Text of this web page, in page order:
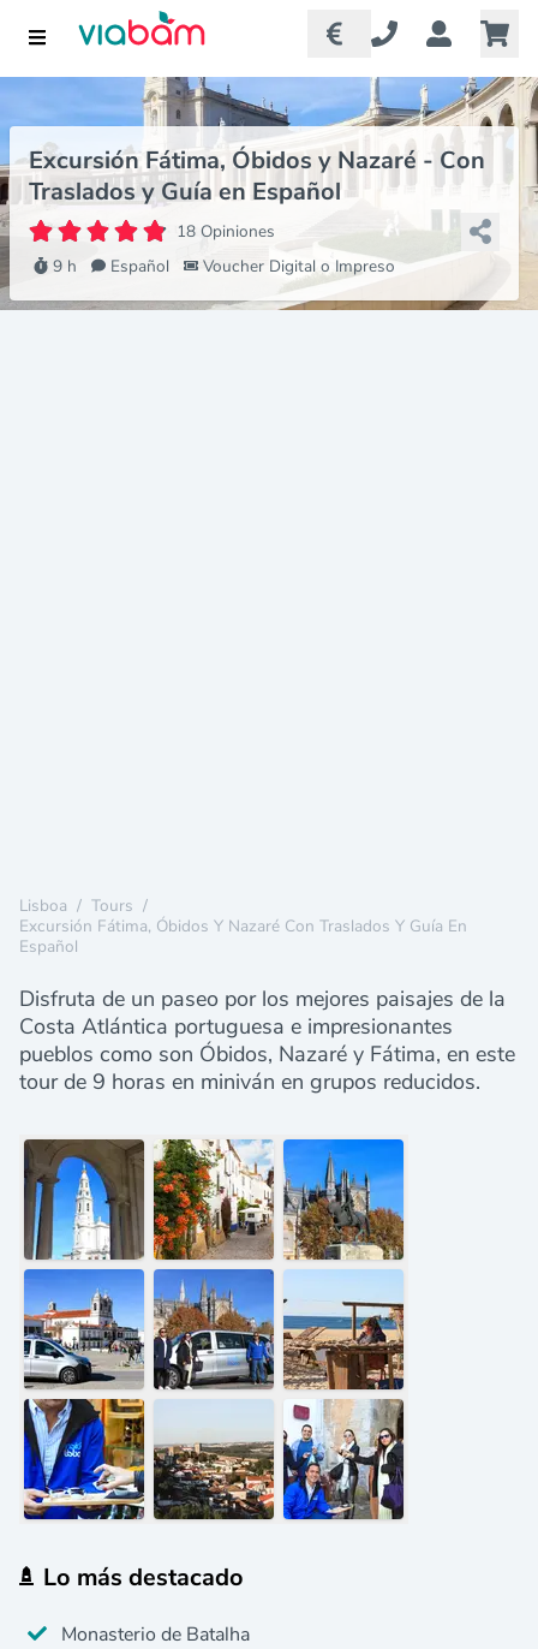
Excursión Fátima, Óbidos y Nazaré - Con
Traslados y Guía en Español
18 Opiniones
9 h
Español Voucher Digital o Impreso
Lisboa / Tours /
Excursión Fátima, Óbidos Y Nazaré Con Traslados Y Guía En
Español
Disfruta de un paseo por los mejores paisajes de la
Costa Atlántica portuguesa e impresionantes
pueblos como son Óbidos, Nazaré y Fátima, en este
tour de 9 horas en miniván en grupos reducidos.
Lo más destacado
Monasterio de Batalha